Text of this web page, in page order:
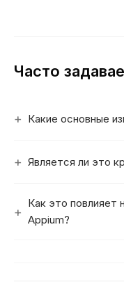
Часто
Какие основные
Является ли это
Как это
Appium?